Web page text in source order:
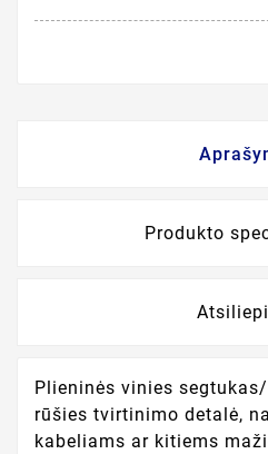
Produkto
Plieninės vinies
rūšies tvirtinimo detalė,
kabeliams ar kitiems